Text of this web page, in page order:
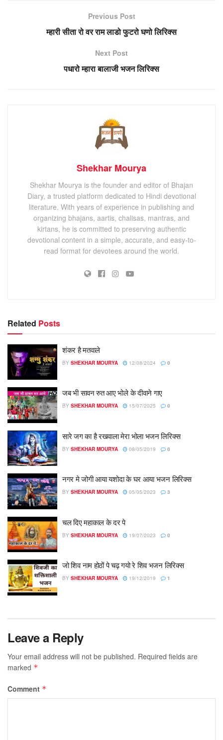
Previous Post
म्हारी सीता रो वर राम लाडो फुटरो घणो लिरिक्स
Next Post
पधारो म्हारा बालाजी भजन लिरिक्स
Shekhar Mourya
Shekhar Mourya is the founder and editor of Bhajan
Diary, a trusted platform dedicated to Hindi devotional
literature. With years of experience in publishing and
organizing bhajans, aartis, chalisas, mantras, and
kirtans, he is committed to preserving authentic
devotional content in a simple, accurate, and easy-to-
read format for devotees around the world.
Related Posts
शंकर है मतवाले
BY SHEKHAR MOURYA 12/08/2024 0
जब भी सावन रुत आए भोले के दीवाने गाए
BY SHEKHAR MOURYA 15/07/2025 0
सारे जग का है रखवाला मेरा भोला भजन लिरिक्स
BY SHEKHAR MOURYA 08/05/2019 0
नगर मे जोगी आया यशोदा के घर आया भजन लिरिक्स
BY SHEKHAR MOURYA 05/05/2023 3
चल दिए महाकाल के दर पे
BY SHEKHAR MOURYA 19/07/2023 0
जो शिव नाम होठों पे चढ़ गयो रे शिव भजन लिरिक्स
BY SHEKHAR MOURYA 19/12/2019 1
Leave a Reply
Your email address will not be published. Required fields are
marked *
Comment *